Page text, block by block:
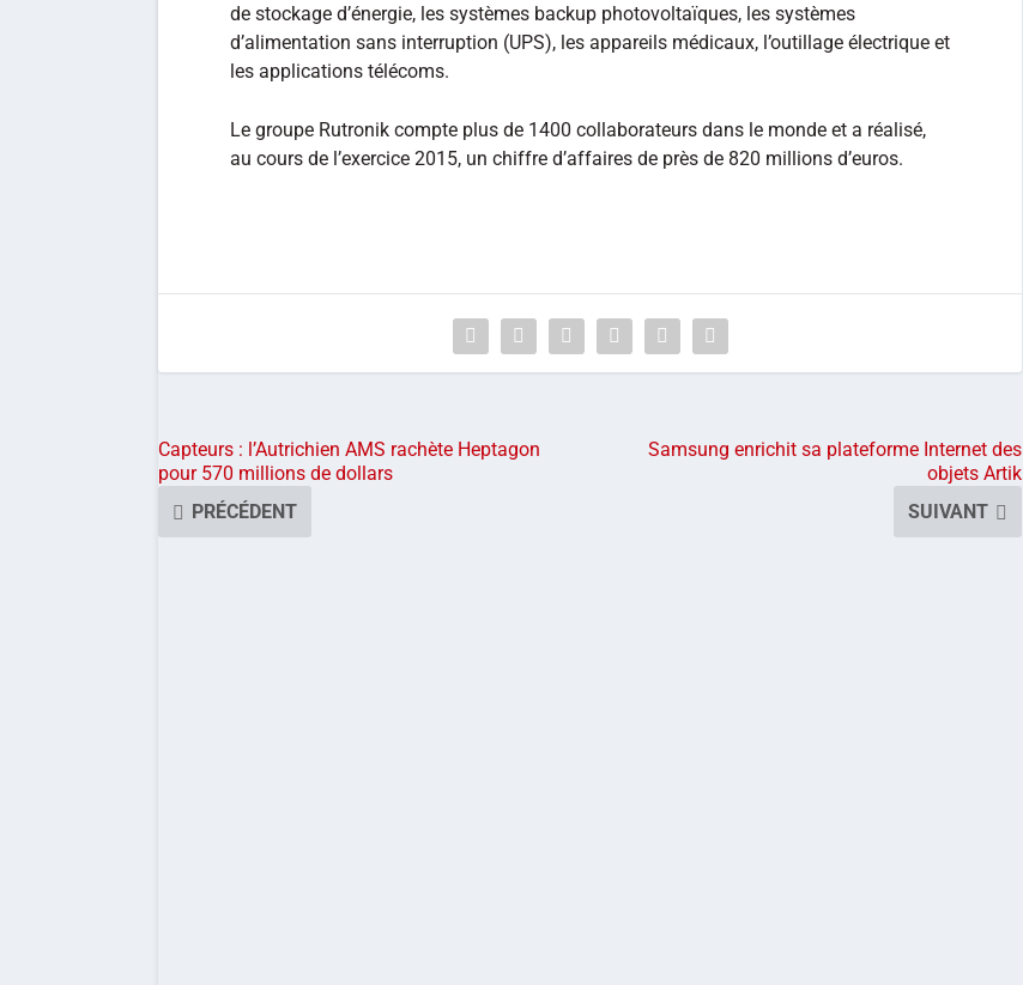
de stockage d’énergie, les systèmes backup photovoltaïques, les systèmes
d’alimentation sans interruption (UPS), les appareils médicaux, l’outillage électrique et
les applications télécoms.
Le groupe Rutronik compte plus de 1400 collaborateurs dans le monde et a réalisé,
au cours de l’exercice 2015, un chiffre d’affaires de près de 820 millions d’euros.
Capteurs : l’Autrichien AMS rachète Heptagon
pour 570 millions de dollars
PRÉCÉDENT
Samsung enrichit sa plateforme Internet des
objets Artik
SUIVANT